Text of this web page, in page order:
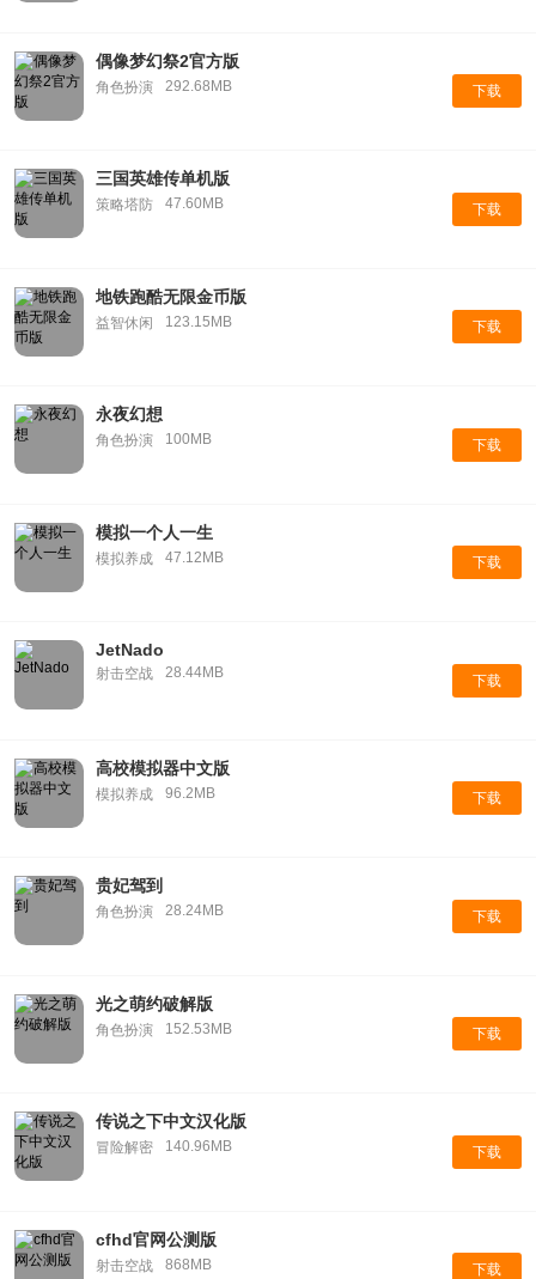
偶像梦幻祭2官方版
角色扮演 292.68MB 下载
三国英雄传单机版
策略塔防 47.60MB 下载
地铁跑酷无限金币版
益智休闲 123.15MB 下载
永夜幻想
角色扮演 100MB 下载
模拟一个人一生
模拟养成 47.12MB 下载
JetNado
射击空战 28.44MB 下载
高校模拟器中文版
模拟养成 96.2MB 下载
贵妃驾到
角色扮演 28.24MB 下载
光之萌约破解版
角色扮演 152.53MB 下载
传说之下中文汉化版
冒险解密 140.96MB 下载
cfhd官网公测版
射击空战 868MB 下载